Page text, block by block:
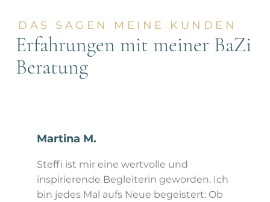
DAS SAGEN MEINE KUNDEN
Erfahrungen mit meiner BaZi
Beratung
Martina M.
Steffi ist mir eine wertvolle und
inspirierende Begleiterin geworden. Ich
bin jedes Mal aufs Neue begeistert: Ob